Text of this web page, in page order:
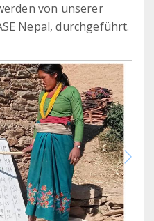
von unserer
Nepal, durchgeführt.